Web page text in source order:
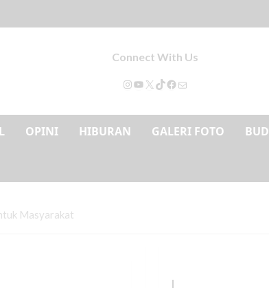
Connect With Us
OPINI HIBURAN GALERI FOTO
Masyarakat